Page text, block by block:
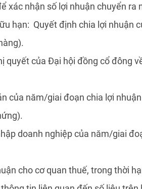
xác nhận số lợi nhuận chuyển ra
hạn: Quyết định chia lợi nhuận
của Đại hội đồng cổ đông
của năm/giai đoạn chia lợi
doanh nghiệp của năm/giai
cho cơ quan thuế, trong thời